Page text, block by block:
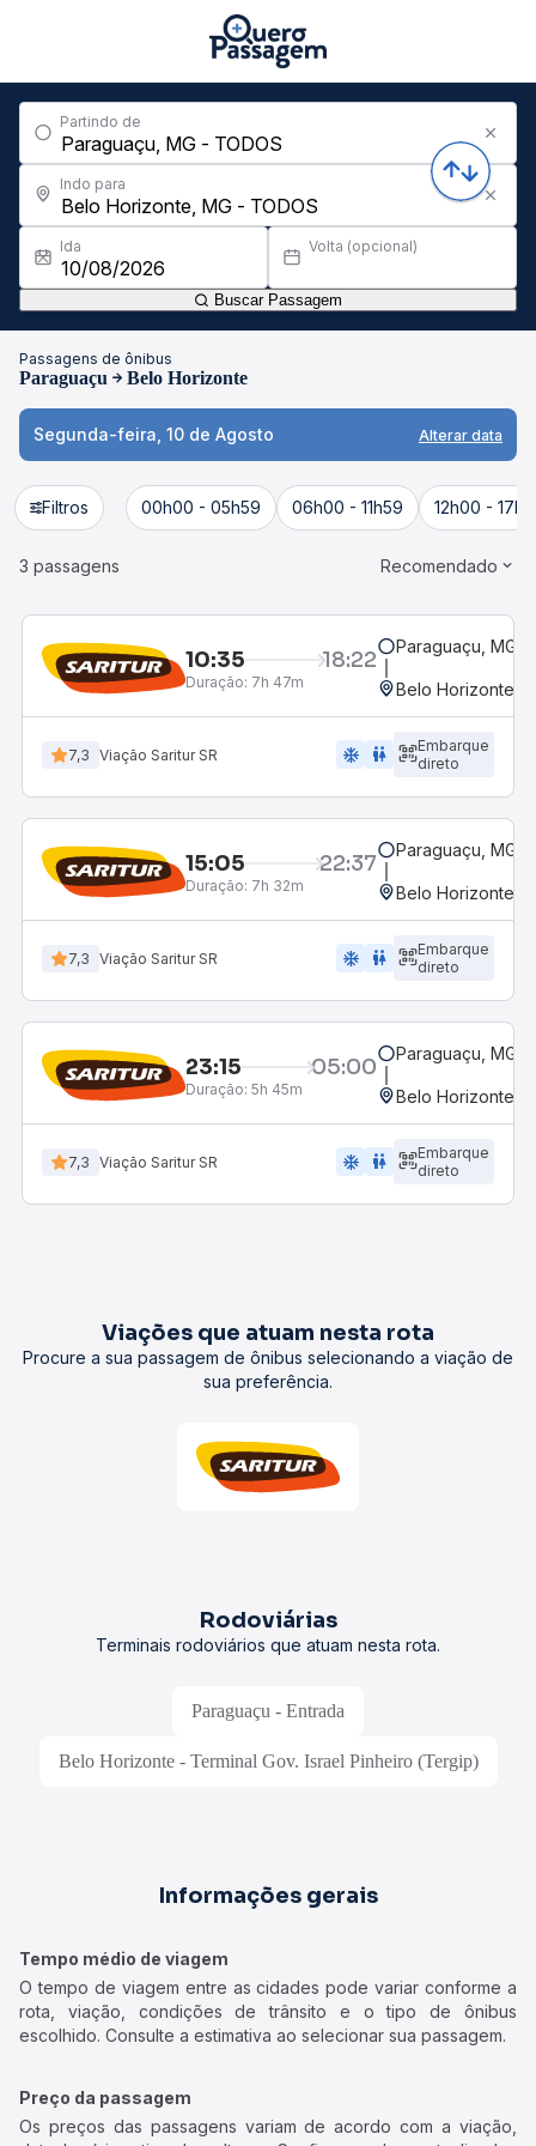
Partindo de
Indo para
Ida Volta (opcional)
Buscar Passagem
Passagens de ônibus
Paraguaçu Belo Horizonte
Segunda-feira, 10 de Agosto Alterar data
Filtros 00h00 - 05h59 06h00 - 11h59 12h00 -
3 passagens Recomendado
10:35 18:22
Duração: 7h 47m
Paraguaçu, MG -
Belo Horizonte,
7,3 Viação Saritur SR ac_unit wc
Embarque
direto
15:05 22:37
Duração: 7h 32m
Paraguaçu, MG -
Belo Horizonte,
7,3 Viação Saritur SR ac_unit wc
Embarque
direto
23:15 05:00
Duração: 5h 45m
Paraguaçu, MG -
Belo Horizonte,
7,3 Viação Saritur SR ac_unit wc
Embarque
direto
Viações que atuam nesta rota
Procure a sua passagem de ônibus selecionando a viação de
sua preferência.
Rodoviárias
Terminais rodoviários que atuam nesta rota.
Paraguaçu - Entrada
Belo Horizonte - Terminal Gov. Israel Pinheiro (Tergip)
Informações gerais
Tempo médio de viagem
O tempo de viagem entre as cidades pode variar conforme a
rota, viação, condições de trânsito e o tipo de ônibus
escolhido. Consulte a estimativa ao selecionar sua passagem.
Preço da passagem
Os preços das passagens variam de acordo com a viação,